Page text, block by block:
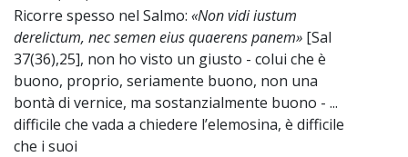
Ricorre spesso nel Salmo: «Non vidi iustum
derelictum, nec semen eius quaerens panem» [Sal
37(36),25], non ho visto un giusto - colui che è
buono, proprio, seriamente buono, non una
bontà di vernice, ma sostanzialmente buono - ...
difficile che vada a chiedere l’elemosina, è difficile
che i suoi